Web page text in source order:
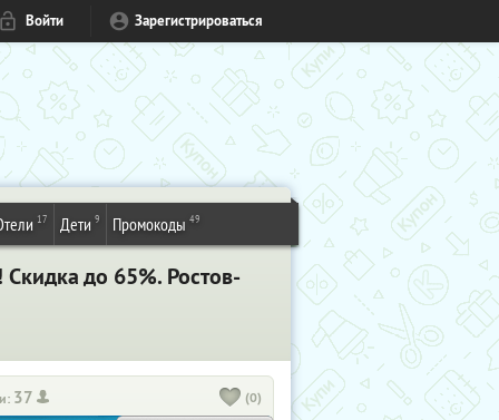
Войти Зарегистрироваться
17 Дети 9 Промокоды 49
до 65%. Ростов-
37 (0)